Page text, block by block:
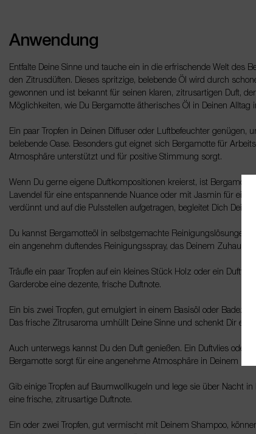
Anwendung
Entfalte Deine Sinne und tauche ein in die erfrischende Welt des
den Zitrusdüften. Dieses spritzige, belebende Öl wird durch
gewonnen und ist bekannt für seinen klaren, zitrusartigen Duft,
Möglichkeiten, wie Du Bergamotte ätherisches Öl in Deinen Alltag
Ein paar Tropfen in Deinen Diffuser oder Luftbefeuchter genügen,
belebende Oase. Besonders gut eignet sich Bergamotte für
Atmosphäre unterstützt und für positive Stimmung sorgt.
Wenn Du gerne eigene Duftkompositionen kreierst, ist
Lavendel für eine entspannende Nuance oder mit Jasmin für
verdünnt und auf die Pulsstellen aufgetragen, begleitet Dich Dein
Du kannst Bergamotteöl in selbstgemachte Reinigungslösungen
ein angenehm duftendes Reinigungsspray, das Deinem Zuhause
Träufle ein paar Tropfen auf ein kleines Stück Holz oder ein
Garderobe eine dezente, frische Duftnote.
Ein bis zwei Tropfen, gut emulgiert in einem Basisöl oder
Das frische Zitrusaroma umhüllt Deine Sinne und schenkt Dir ein
Auch unterwegs kannst Du den Duft genießen. Ein Duftvlies oder
Bergamotte sorgt für eine angenehme Atmosphäre in Deinem
Gib einige Tropfen auf Baumwollkugeln und lege sie über Nacht
eine frische, zitrusartige Duftnote.
Ein oder zwei Tropfen, gut vermischt mit Deinem Shampoo,